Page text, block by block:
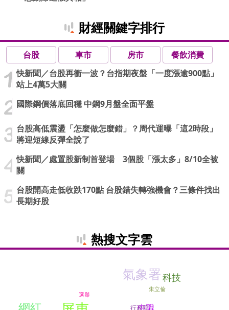
財經關鍵字排行
台股 車市 房市
餐飲消費
快新聞／台股再衝一波？台指期夜盤「一度漲逾900點」
站上4萬5大關
國際鋼價落底回穩 中鋼9月盤全面平盤
台股高低震盪「怎麼做怎麼錯」？周代運曝「這2時段」
將迎短線反彈全說了
快新聞／處置股新制首登場 3個股「漲太多」8/10全被
關
台股開高走低收跌170點 台股錯失轉強機會？三條件找出
長期好股
熱搜文字雲
朱立倫
氣象署
中職
行政院
選舉
科技